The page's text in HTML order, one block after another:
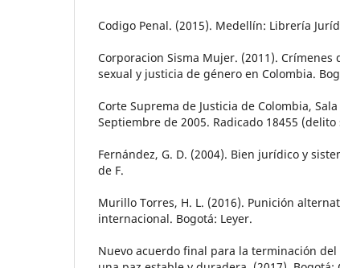
Codigo Penal. (2015). Medellín: Librería
Corporacion Sisma Mujer. (2011).
sexual y justicia de género en Colombia.
Corte Suprema de Justicia de Colombia,
Septiembre de 2005. Radicado 18455 (delito
Fernández, G. D. (2004). Bien jurídico y
de F.
Murillo Torres, H. L. (2016). Punición
internacional. Bogotá: Leyer.
Nuevo acuerdo final para la terminación